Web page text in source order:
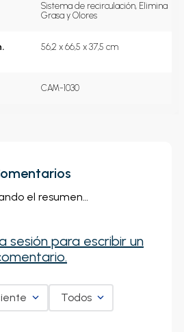
Sistema de recirculación, Elimina
Grasa y Olores
56,2 x 66,5 x 37,5 cm
CAM-1030
el resumen…
sesión para escribir un
Todos